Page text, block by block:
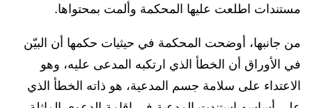
مستندات اطلعت عليها المحكمة وألمت بمحتواها.
من جانبها، أوضحت المحكمة في حيثيات حكمها أن البيّن
في الأوراق أن الخطأ الذي ارتكبه المدعى عليه، وهو
الاعتداء على سلامة جسم المدعية، هو ذاته الخطأ الذي